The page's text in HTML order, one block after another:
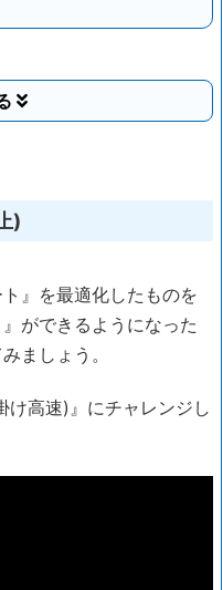
)
』を最適化したものを
ができるようになった
ましょう。
け高速)』にチャレンジし